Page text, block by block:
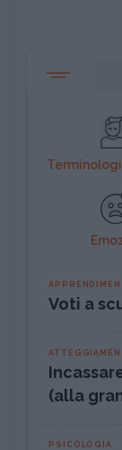
Voti a
(alla
PSICOLOGIA